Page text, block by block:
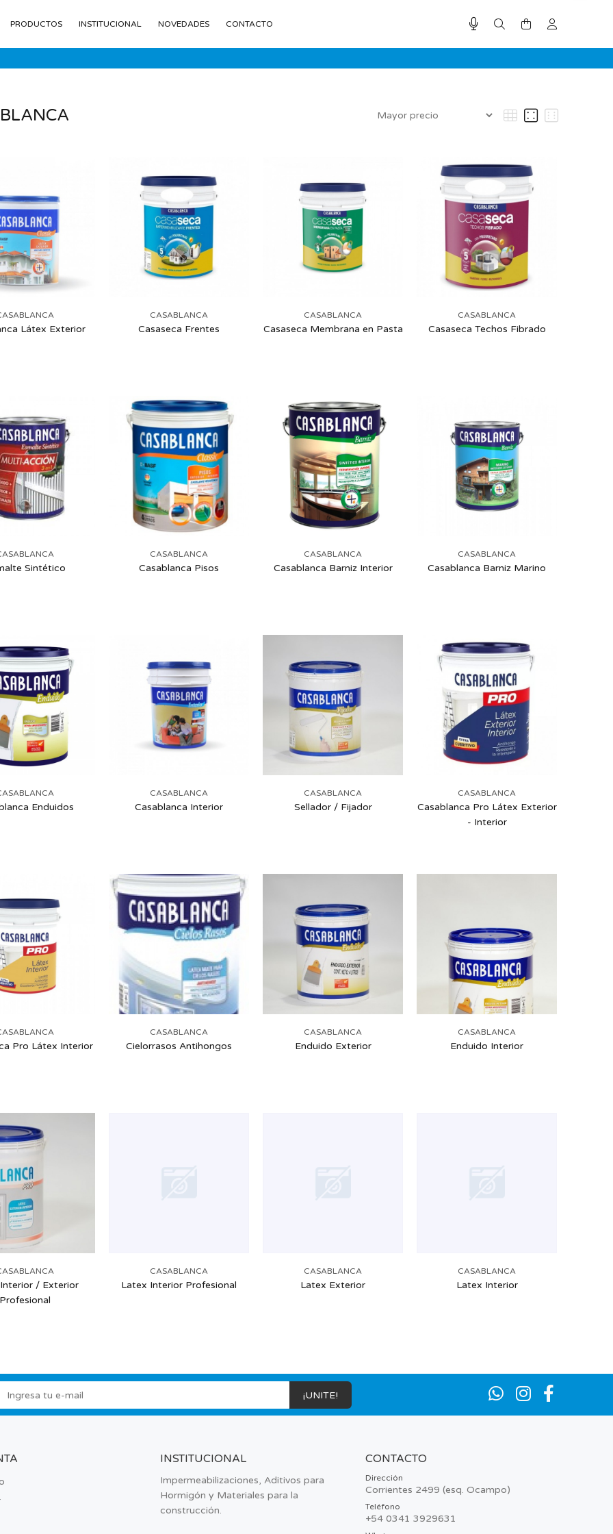
PRODUCTOS INSTITUCIONAL NOVEDADES CONTACTO
Látex Exterior
CASABLANCA
Casaseca Frentes
CASABLANCA
Casaseca Membrana en Pasta
CASABLANCA
Casaseca Techos Fibrado
Sintético
CASABLANCA
Casablanca Pisos
CASABLANCA
Casablanca Barniz Interior
CASABLANCA
Casablanca Barniz Marino
Enduidos
CASABLANCA
Casablanca Interior
CASABLANCA
Sellador / Fijador
CASABLANCA
Casablanca Pro Látex Exterior
- Interior
Pro Látex Interior
CASABLANCA
Cielorrasos Antihongos
CASABLANCA
Enduido Exterior
CASABLANCA
Enduido Interior
/ Exterior
Profesional
CASABLANCA
Latex Interior Profesional
CASABLANCA
Latex Exterior
CASABLANCA
Latex Interior
¡UNITE!
INSTITUCIONAL
Impermeabilizaciones, Aditivos para
Hormigón y Materiales para la
construcción.
CONTACTO
Dirección
Corrientes 2499 (esq. Ocampo)
Teléfono
+54 0341 3929631